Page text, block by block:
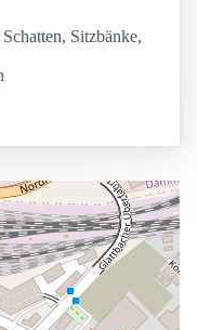
Sitzbänke,